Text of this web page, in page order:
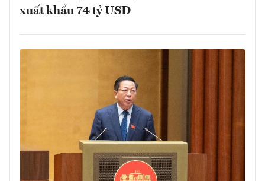
xuất khẩu 74 tỷ USD